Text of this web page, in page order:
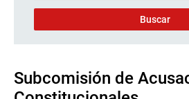
Subcomisión de